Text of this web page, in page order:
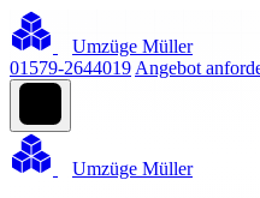
Umzüge Müller
01579-2644019 Angebot
Umzüge Müller